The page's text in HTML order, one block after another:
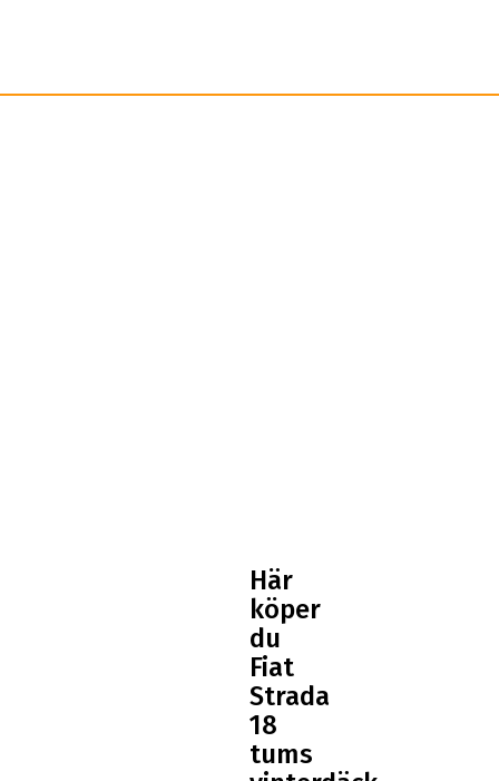
Här
köper
du
Fiat
Strada
18
tums
vinterdäck